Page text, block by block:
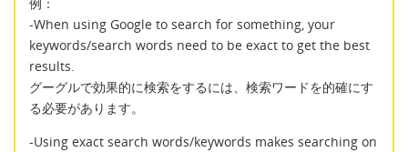
-When using Google to search for something, your
keywords/search words need to be exact to get the best
results.
グーグルで効果的に検索をするには、検索ワードを的確にす
る必要があります。
-Using exact search words/keywords makes searching on